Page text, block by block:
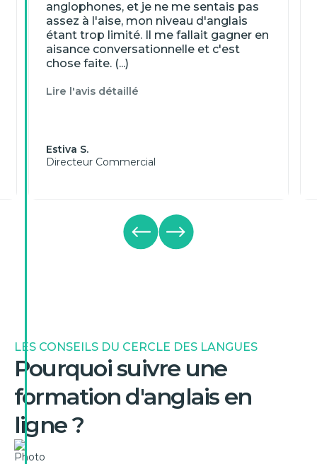
anglophones, et je ne me sentais pas
assez à l'aise, mon niveau d'anglais
étant trop limité. Il me fallait gagner en
aisance conversationnelle et c'est
chose faite. (...)
Lire l'avis détaillé
Estiva S.
Directeur Commercial
LES CONSEILS DU CERCLE DES LANGUES
Pourquoi suivre une
formation d'anglais en
ligne ?